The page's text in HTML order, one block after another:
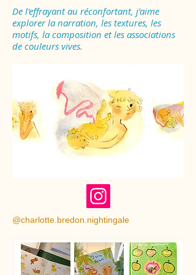
De l'effrayant au réconfortant, j'aime
explorer la narration, les textures, les
motifs, la composition et les associations
de couleurs vives.
@charlotte.bredon.nightingale